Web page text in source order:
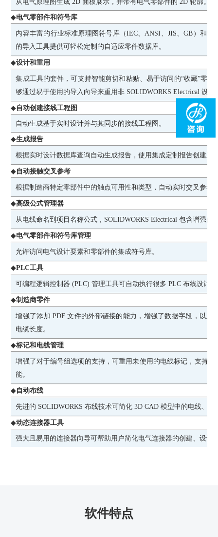
从电气原理图生成 2D 面板展示，并带有电气零部件的 2D 轮廓。
◆电气零部件和符号库
内容丰富的行业标准原理图符号库（IEC、ANSI、JIS、GB）和
的导入工具提供可轻松定制的自适应零件数据库。
◆设计和重用
集成工具的套件，可支持智能剪切和粘贴、易于访问的“收藏”零
够通过易于使用的导入向导来重用非 SOLIDWORKS Electrical 设计
◆自动创建接线工程图
自动生成基于实时设计并与其同步的接线工程图。
◆生成报告
根据实时设计数据库查询自动生成报告，使用集成定制报告创建工
◆自动接触交叉参考
根据制造商特定零部件中的触点可用性和类型，自动实时交叉参考
◆高级公式管理器
从电线命名到项目名称公式，SOLIDWORKS Electrical 包含增强的
◆电气零部件和符号库管理
允许访问电气设计要素和零部件的集成符号库。
◆PLC工具
可编程逻辑控制器 (PLC) 管理工具可自动执行很多 PLC 布线设计
◆制造商零件
增强了添加 PDF 文件的外部链接的能力，增强了数据字段，以及
电缆长度。
◆标记和电线管理
增强了对于编号组选项的支持，可重用未使用的电线标记，支持
能。
◆自动布线
先进的 SOLIDWORKS 布线技术可简化 3D CAD 模型中的电线、
◆动态连接器工具
强大且易用的连接器向导可帮助用户简化电气连接器的创建、设计
软件特点